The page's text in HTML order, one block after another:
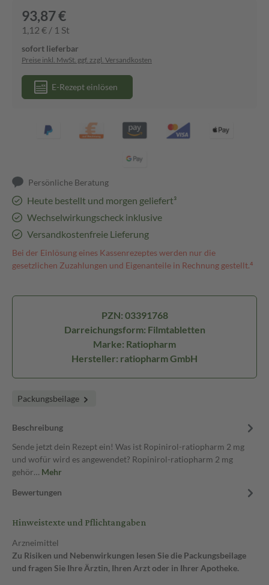
93,87 €
1,12 € / 1 St
sofort lieferbar
Preise inkl. MwSt. ggf. zzgl. Versandkosten
E-Rezept einlösen
Persönliche Beratung
Heute bestellt und morgen geliefert³
Wechselwirkungscheck inklusive
Versandkostenfreie Lieferung
Bei der Einlösung eines Kassenrezeptes werden nur die
gesetzlichen Zuzahlungen und Eigenanteile in Rechnung gestellt.⁴
PZN: 03391768
Darreichungsform: Filmtabletten
Marke: Ratiopharm
Hersteller: ratiopharm GmbH
Packungsbeilage
Beschreibung
Sende jetzt dein Rezept ein! Was ist Ropinirol-ratiopharm 2 mg
und wofür wird es angewendet? Ropinirol-ratiopharm 2 mg
gehör… Mehr
Bewertungen
Hinweistexte und Pflichtangaben
Arzneimittel
Zu Risiken und Nebenwirkungen lesen Sie die Packungsbeilage
und fragen Sie Ihre Ärztin, Ihren Arzt oder in Ihrer Apotheke.